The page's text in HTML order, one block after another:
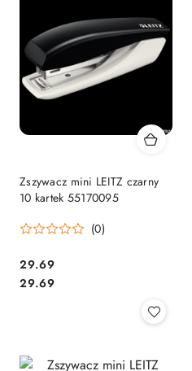
Zszywacz mini LEITZ czarny
10 kartek 55170095
(0)
Cena:
29.69
Cena:
29.69